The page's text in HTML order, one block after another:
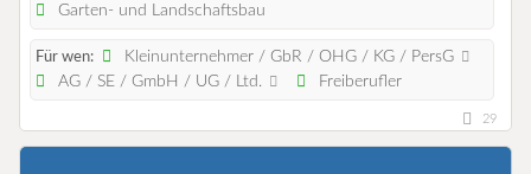
Garten- und Landschaftsbau
Für wen:
Kleinunternehmer / GbR / OHG / KG / PersG
AG / SE / GmbH / UG / Ltd.
Freiberufler
29